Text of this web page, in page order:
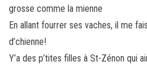
grosse comme la mienne
En allant fourrer ses vaches, il me
d’chienne!
Y’a des p’tites filles à St-Zénon qui